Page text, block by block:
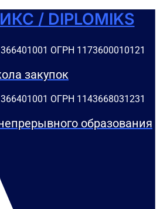
/ DIPLOMIKS
ОГРН 1173600010121
закупок
ОГРН 1143668031231
образования